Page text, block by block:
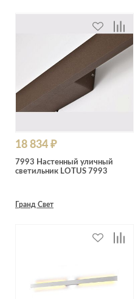
18 834 ₽
7993 Настенный уличный
светильник LOTUS 7993
Гранд Свет